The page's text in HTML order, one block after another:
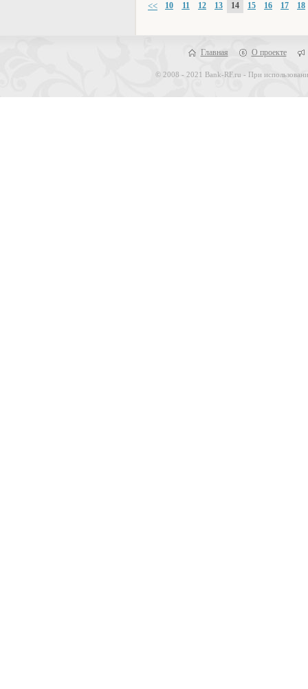
<< 10 11 12 13 14 15 16 17 18
Главная О проекте
© 2008 - 2021 Bank-RF.ru - При